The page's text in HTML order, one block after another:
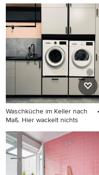
Einzeilige, Mittelgroße
Einbauwaschbecken, grünen
Schränken, Arbeitsplatte aus
Holz, weißer Wandfarbe,
Keramikboden,
Waschmaschine und
Trockner nebeneinander,
weißem Boden und beiger
Arbeitsplatte in Paris
Waschküche im Keller nach
Maß. Hier wackelt nichts
Mittelgroßer Moderner
Hauswirtschaftsraum in
Hamburg